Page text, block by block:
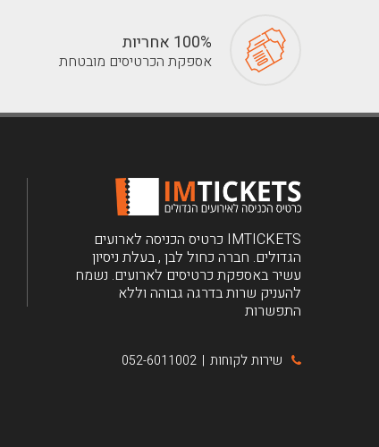
100% אחריות
אספקת הכרטיסים מובטחת
IMTICKETS כרטיס הכניסה לארועים
הגדולים. חברה כחול לבן , בעלת ניסיון
עשיר באספקת כרטיסים לארועים. נשמח
להעניק שרות בדרגה גבוהה וללא
התפשרות
שירות לקוחות |
052-6011002